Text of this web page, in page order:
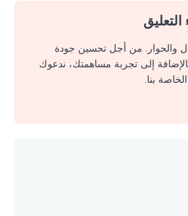
والحوار. من أجل تحسين جودة
بالإضافة إلى تجربة مساهمتك، ندعوك
بنا.